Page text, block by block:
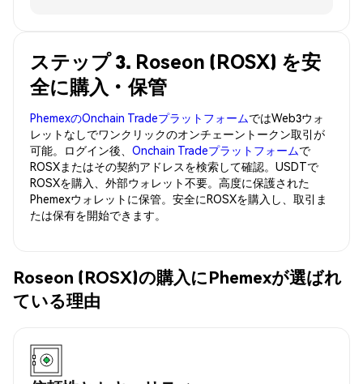
ステップ 3. Roseon (ROSX) を安
全に購入・保管
PhemexのOnchain TradeプラットフォームではWeb3ウォ
レットなしでワンクリックのオンチェーントークン取引が
可能。ログイン後、 Onchain Tradeプラットフォームで
ROSXまたはその契約アドレスを検索して確認。USDTで
ROSXを購入、外部ウォレット不要。高度に保護された
Phemexウォレットに保管。安全にROSXを購入し、取引ま
たは保有を開始できます。
Roseon (ROSX)の購入にPhemexが選ばれ
ている理由